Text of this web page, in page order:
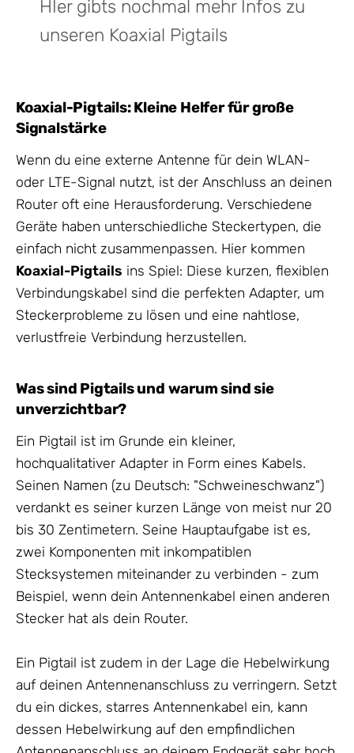
HIer gibts nochmal mehr Infos zu
unseren Koaxial Pigtails
Koaxial-Pigtails: Kleine Helfer für große
Signalstärke
Wenn du eine externe Antenne für dein WLAN-
oder LTE-Signal nutzt, ist der Anschluss an deinen
Router oft eine Herausforderung. Verschiedene
Geräte haben unterschiedliche Steckertypen, die
einfach nicht zusammenpassen. Hier kommen
Koaxial-Pigtails ins Spiel: Diese kurzen, flexiblen
Verbindungskabel sind die perfekten Adapter, um
Steckerprobleme zu lösen und eine nahtlose,
verlustfreie Verbindung herzustellen.
Was sind Pigtails und warum sind sie
unverzichtbar?
Ein Pigtail ist im Grunde ein kleiner,
hochqualitativer Adapter in Form eines Kabels.
Seinen Namen (zu Deutsch: "Schweineschwanz")
verdankt es seiner kurzen Länge von meist nur 20
bis 30 Zentimetern. Seine Hauptaufgabe ist es,
zwei Komponenten mit inkompatiblen
Stecksystemen miteinander zu verbinden - zum
Beispiel, wenn dein Antennenkabel einen anderen
Stecker hat als dein Router.
Ein Pigtail ist zudem in der Lage die Hebelwirkung
auf deinen Antennenanschluss zu verringern. Setzt
du ein dickes, starres Antennenkabel ein, kann
dessen Hebelwirkung auf den empfindlichen